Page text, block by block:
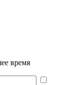
время